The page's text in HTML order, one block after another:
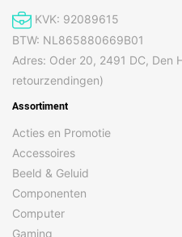
GPS
Netwerk
Bluetooth
Bluetooth-versie
Near Field
Communication (NFC)
NFC
Wi-Fi-standaarden
KVK: 92089615
BTW: NL865880669B01
Adres: Oder 20, 2491 DC, Den
retourzendingen)
Assortiment
Acties en Promotie
Accessoires
Beeld & Geluid
Componenten
Computer
Gaming